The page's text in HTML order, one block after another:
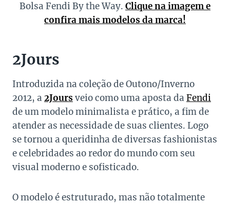
Bolsa Fendi By the Way. Clique na imagem e
confira mais modelos da marca!
2Jours
Introduzida na coleção de Outono/Inverno
2012, a 2Joursveio como uma aposta da Fendi
de um modelo minimalista e prático, a fim de
atender as necessidade de suas clientes. Logo
se tornou a queridinha de diversas fashionistas
e celebridades ao redor do mundo com seu
visual moderno e sofisticado.
O modelo é estruturado, mas não totalmente